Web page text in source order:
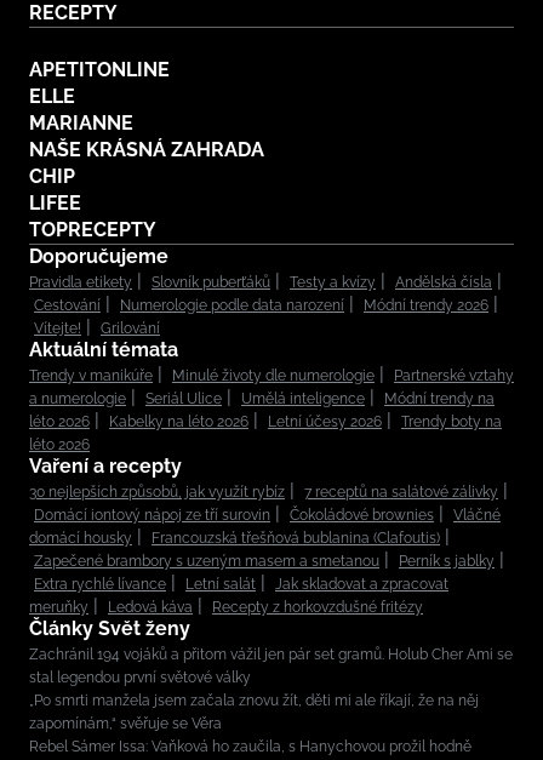
RECEPTY
APETITONLINE
ELLE
MARIANNE
NAŠE KRÁSNÁ ZAHRADA
CHIP
LIFEE
TOPRECEPTY
Doporučujeme
Pravidla etikety Slovník puberťáků Testy a kvízy
Andělská čísla
Cestování
Numerologie podle data narození
Módní trendy 2026
Vítejte!
Grilování
Aktuální témata
Trendy v manikúře Minulé životy dle numerologie
Partnerské vztahy
a numerologie
Seriál Ulice Umělá inteligence
Módní trendy na
léto 2026
Kabelky na léto 2026 Letní účesy 2026
Trendy boty na
léto 2026
Vaření a recepty
30 nejlepších způsobů, jak využít rybíz
7 receptů na salátové zálivky
Domácí iontový nápoj ze tří surovin
Čokoládové brownies
Vláčné
domácí housky
Francouzská třešňová bublanina (Clafoutis)
Zapečené brambory s uzeným masem a smetanou
Perník s jablky
Extra rychlé lívance
Letní salát
Jak skladovat a zpracovat
meruňky
Ledová káva Recepty z horkovzdušné fritézy
Články Svět ženy
Zachránil 194 vojáků a přitom vážil jen pár set gramů. Holub Cher Ami se
stal legendou první světové války
„Po smrti manžela jsem začala znovu žít, děti mi ale říkají, že na něj
zapomínám,“ svěřuje se Věra
Rebel Sámer Issa: Vaňková ho zaučila, s Hanychovou prožil hodně